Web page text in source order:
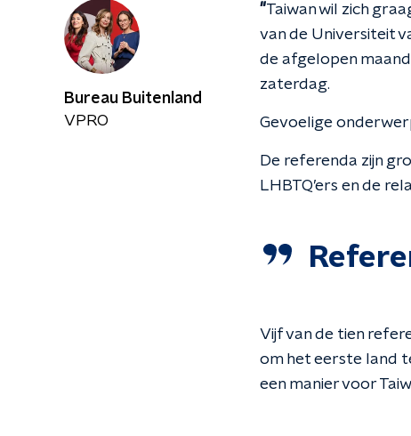
"Taiwan wil zich
van de Universiteit
de afgelopen
zaterdag.
Gevoelige
De referenda zijn
LHBTQ’ers en de
Vijf van de tien
om het eerste land
een manier voor
Bureau Buitenland
VPRO